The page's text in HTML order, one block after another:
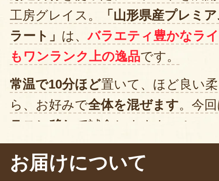
工房グレイス。
「山形県産プレミ
ラート」 は、バラエティ豊かなラ
もワンランク上の逸品です。
常温で10分ほど置いて、ほど良い
ら、お好みで全体を混ぜます。今
ラスに移して試食しますよ〜！
いただきます！ぱくっ……さくら
香り。ミルクベースのジェラート
お届けについて